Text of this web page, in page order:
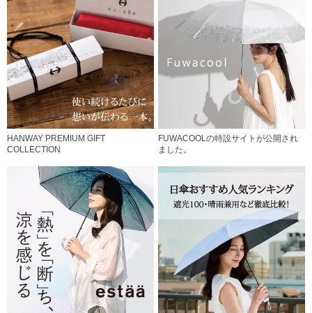
HANWAY PREMIUM GIFT
COLLECTION
FUWACOOLの特設サイトが公開され
ました。